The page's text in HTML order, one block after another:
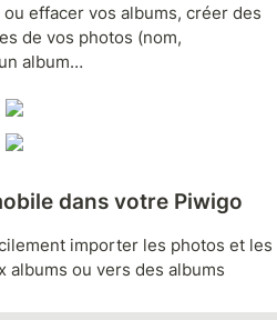
effacer vos albums, créer des
de vos photos (nom,
album…
dans votre Piwigo
importer les photos et les
albums ou vers des albums